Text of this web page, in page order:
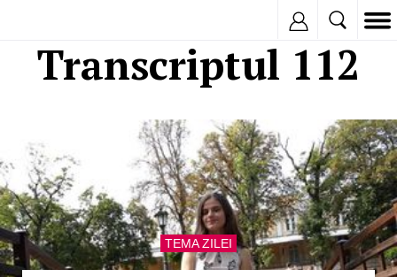
Transcriptul 112
TEMA ZILEI